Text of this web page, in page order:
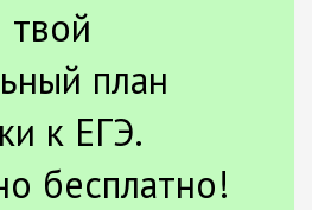
твой
план
к ЕГЭ.
бесплатно!